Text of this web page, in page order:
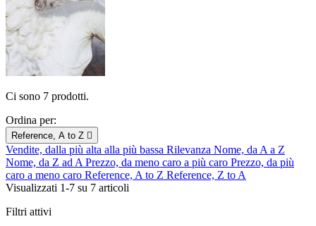
Ci sono 7 prodotti.
Ordina per:
Reference, A to Z 
Vendite, dalla più alta alla più bassa Rilevanza Nome, da A a Z
Nome, da Z ad A Prezzo, da meno caro a più caro Prezzo, da più
caro a meno caro Reference, A to Z Reference, Z to A
Visualizzati 1-7 su 7 articoli
Filtri attivi